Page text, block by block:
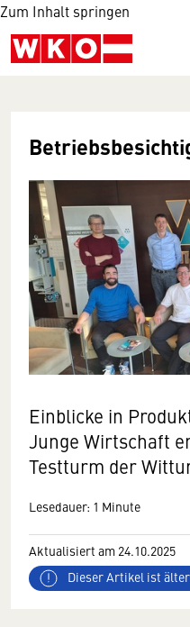
Zum Inhalt springen
Einblicke in
Junge Wirtschaft
Testturm der
Lesedauer: 1 Minute
Aktualisiert am 24.10.2025
Dieser Artikel ist älter